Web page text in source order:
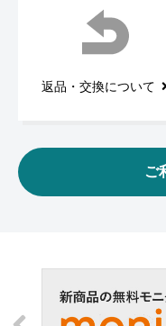
返品・交換について
ご